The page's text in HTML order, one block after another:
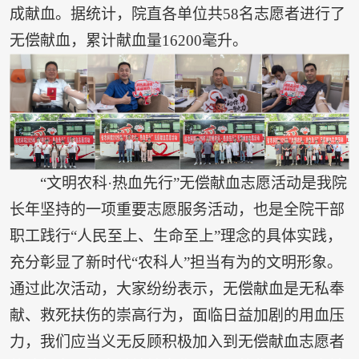
成献血。据统计，院直各单位共58名志愿者进行了
无偿献血，累计献血量16200毫升。
“文明农科·热血先行”无偿献血志愿活动是我院
长年坚持的一项重要志愿服务活动，也是全院干部
职工践行“人民至上、生命至上”理念的具体实践，
充分彰显了新时代“农科人”担当有为的文明形象。
通过此次活动，大家纷纷表示，无偿献血是无私奉
献、救死扶伤的崇高行为，面临日益加剧的用血压
力，我们应当义无反顾积极加入到无偿献血志愿者